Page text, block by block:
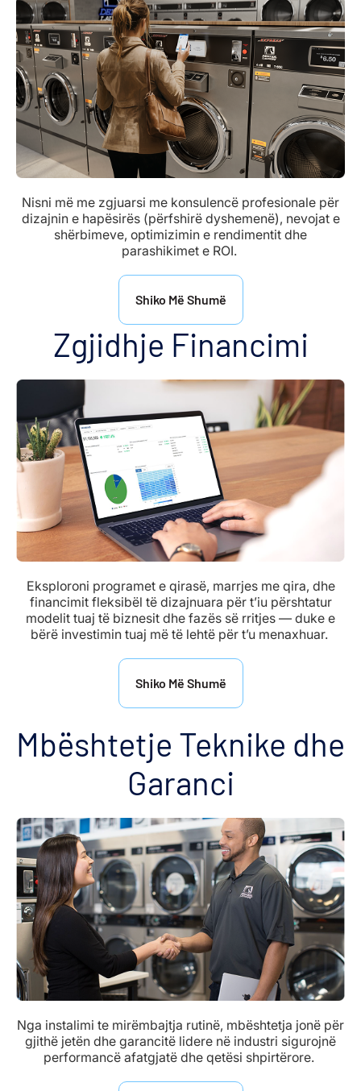
Nisni më me zgjuarsi me konsulencë profesionale për
dizajnin e hapësirës (përfshirë dyshemenë), nevojat e
shërbimeve, optimizimin e rendimentit dhe
parashikimet e ROI.
Shiko Më Shumë
Zgjidhje Financimi
Eksploroni programet e qirasë, marrjes me qira, dhe
financimit fleksibël të dizajnuara për t’iu përshtatur
modelit tuaj të biznesit dhe fazës së rritjes — duke e
bërë investimin tuaj më të lehtë për t’u menaxhuar.
Shiko Më Shumë
Mbështetje Teknike dhe
Garanci
Nga instalimi te mirëmbajtja rutinë, mbështetja jonë për
gjithë jetën dhe garancitë lidere në industri sigurojnë
performancë afatgjatë dhe qetësi shpirtërore.